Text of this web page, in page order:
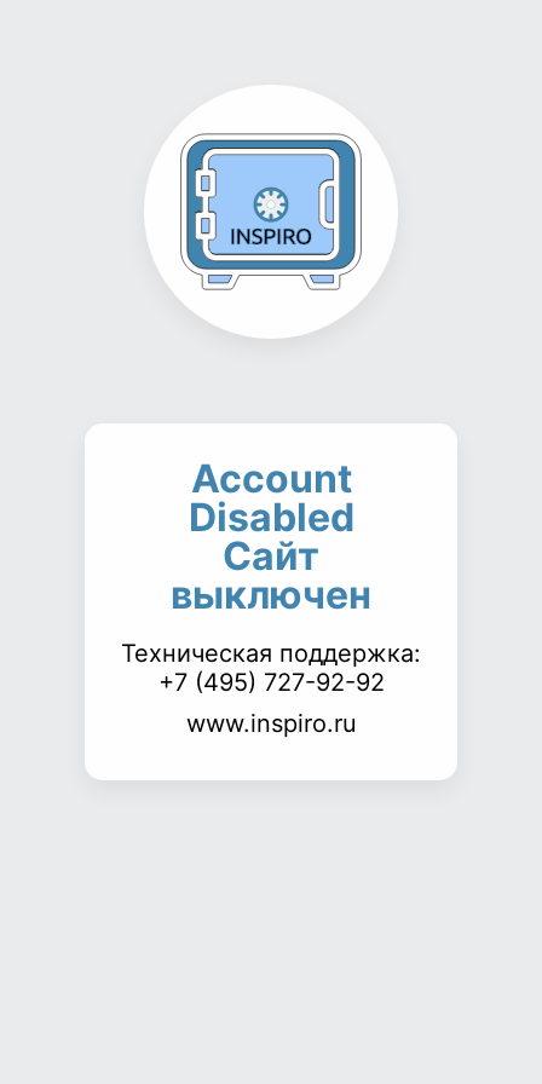
Account
Disabled
Сайт
выключен
Техническая поддержка:
+7 (495) 727-92-92
www.inspiro.ru